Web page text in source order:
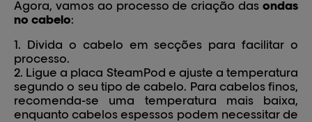
Agora, vamos ao processo de criação das ondas
no cabelo:
Divida o cabelo em secções para facilitar o
processo.
Ligue a placa SteamPod e ajuste a temperatura
segundo o seu tipo de cabelo. Para cabelos finos,
recomenda-se uma temperatura mais baixa,
enquanto cabelos espessos podem necessitar de